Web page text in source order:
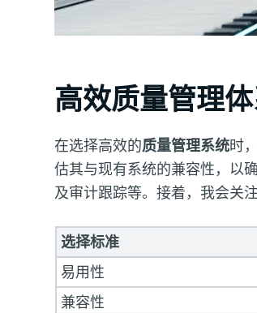
高效质量管理
在选择高效的质量管理系统时
估其与现有系统的兼容性，以
及审计跟踪等。接着，我会关
选择标准
易用性
兼容性